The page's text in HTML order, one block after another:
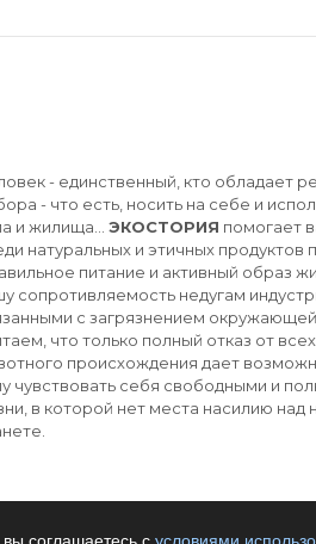
- единственный, кто обладает
- что есть, носить на себе и
и жилища... ЭКОСТОРИЯ помогает
натуральных и этичных продуктов
питание и активный образ
сопротивляемость недугам
с загрязнением
что только полный отказ от
происхождения дает
чувствовать себя свободными и
в которой нет места насилию